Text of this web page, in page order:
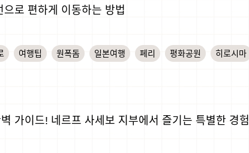
로 편하게 이동하는 방법
여행팁 원폭돔 일본여행 페리 평화공원 히로시마
가이드! 네르프 사세보 지부에서 즐기는 특별한 경험